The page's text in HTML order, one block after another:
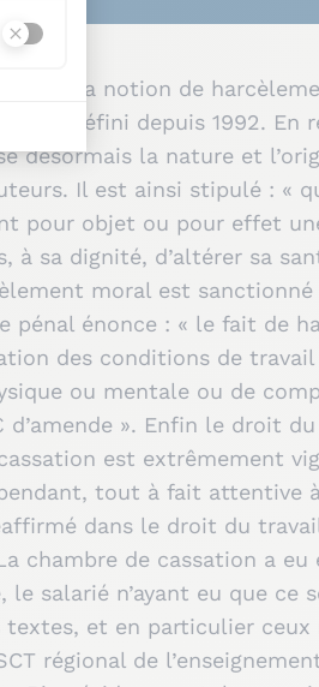
2002, la notion de
défini depuis 1992. En
désormais la nature et
Il est ainsi stipulé : «
pour objet ou pour effet
sa dignité, d’altérer sa
moral est sanctionné
pénal énonce : « le fait de
des conditions de travail
ou mentale ou de
». Enfin le droit
est extrêmement
tout à fait attentive
dans le droit du
chambre de cassation a eu
salarié n’ayant eu que ce
textes, et en particulier
régional de